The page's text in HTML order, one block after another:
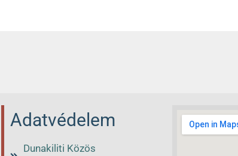
Adatvédelem
Dunakiliti Közös